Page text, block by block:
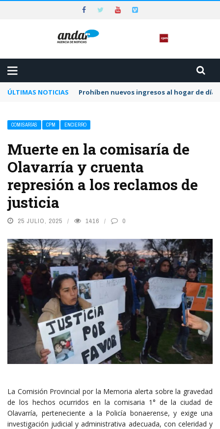
ÚLTIMAS NOTICIAS Prohíben nuevos ingresos al hogar de día
COMISARÍAS CPM ENCIERRO
Muerte en la comisaría de
Olavarría y cruenta
represión a los reclamos de
justicia
25 JULIO, 2025 1416 0
La Comisión Provincial por la Memoria alerta sobre la gravedad
de los hechos ocurridos en la comisaria 1° de la ciudad de
Olavarría, perteneciente a la Policía bonaerense, y exige una
investigación judicial y administrativa adecuada, con celeridad y